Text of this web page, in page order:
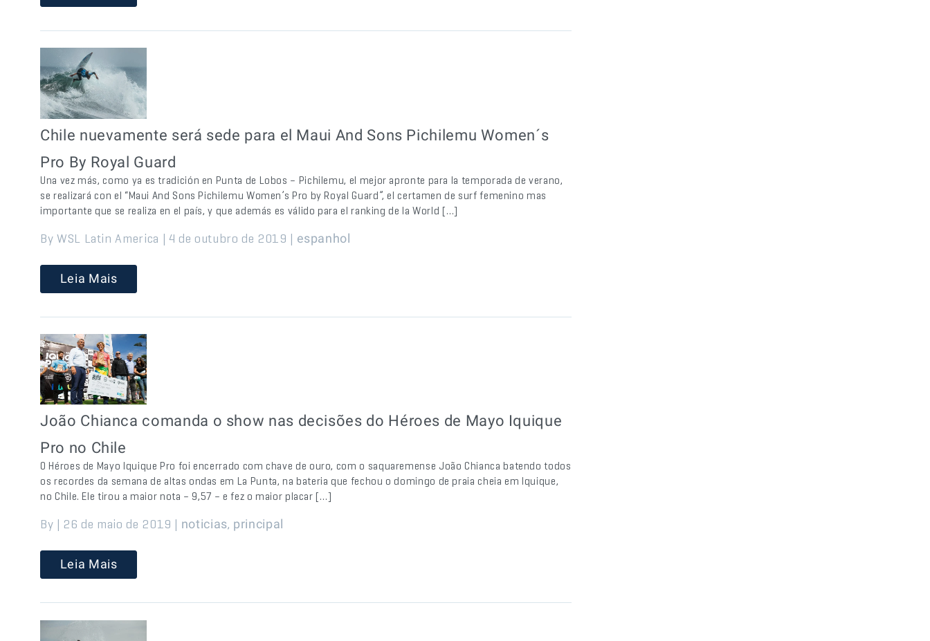
Chile nuevamente será sede para el Maui And Sons Pichilemu Women´s
Pro By Royal Guard
Una vez más, como ya es tradición en Punta de Lobos – Pichilemu, el mejor apronte para la temporada de verano,
se realizará con el “Maui And Sons Pichilemu Women’s Pro by Royal Guard”, el certamen de surf femenino mas
importante que se realiza en el país, y que además es válido para el ranking de la World […]
By WSL Latin America | 4 de outubro de 2019 | espanhol
Leia Mais
João Chianca comanda o show nas decisões do Héroes de Mayo Iquique
Pro no Chile
O Héroes de Mayo Iquique Pro foi encerrado com chave de ouro, com o saquaremense João Chianca batendo todos
os recordes da semana de altas ondas em La Punta, na bateria que fechou o domingo de praia cheia em Iquique,
no Chile. Ele tirou a maior nota – 9,57 – e fez o maior placar […]
By | 26 de maio de 2019 | noticias, principal
Leia Mais